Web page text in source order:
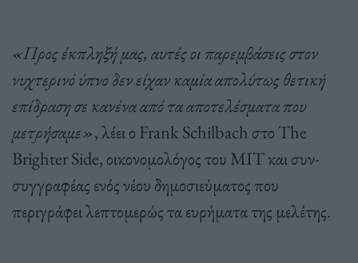
«Προς έκπληξή μας, αυτές οι παρεμβάσεις στον
νυχτερινό ύπνο δεν είχαν καμία απολύτως θετική
επίδραση σε κανένα από τα αποτελέσματα που
μετρήσαμε», λέει ο Frank Schilbach στο The
Brighter Side, οικονομολόγος του ΜΙΤ και συν-
συγγραφέας ενός νέου δημοσιεύματος που
περιγράφει λεπτομερώς τα ευρήματα της μελέτης.